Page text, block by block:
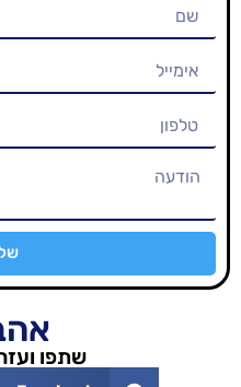
שתפו ועזרו לו לצמוח: